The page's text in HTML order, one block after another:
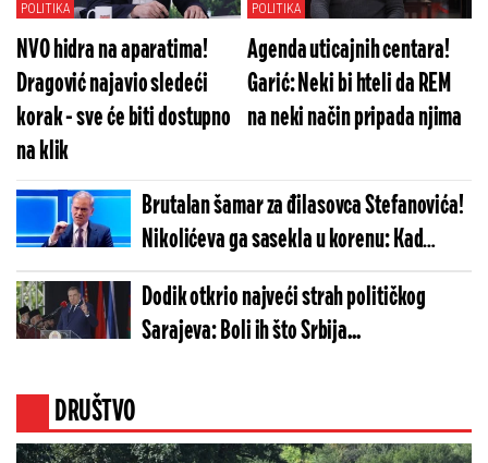
POLITIKA
NVO hidra na aparatima!
Dragović najavio sledeći
korak - sve će biti dostupno
na klik
POLITIKA
Agenda uticajnih centara!
Garić: Neki bi hteli da REM
na neki način pripada njima
Brutalan šamar za đilasovca Stefanovića!
Nikolićeva ga sasekla u korenu: Kad
ponestane argumenata, prizovu se Neron,
apokalipsa i propast Srbije
Dodik otkrio najveći strah političkog
Sarajeva: Boli ih što Srbija...
DRUŠTVO